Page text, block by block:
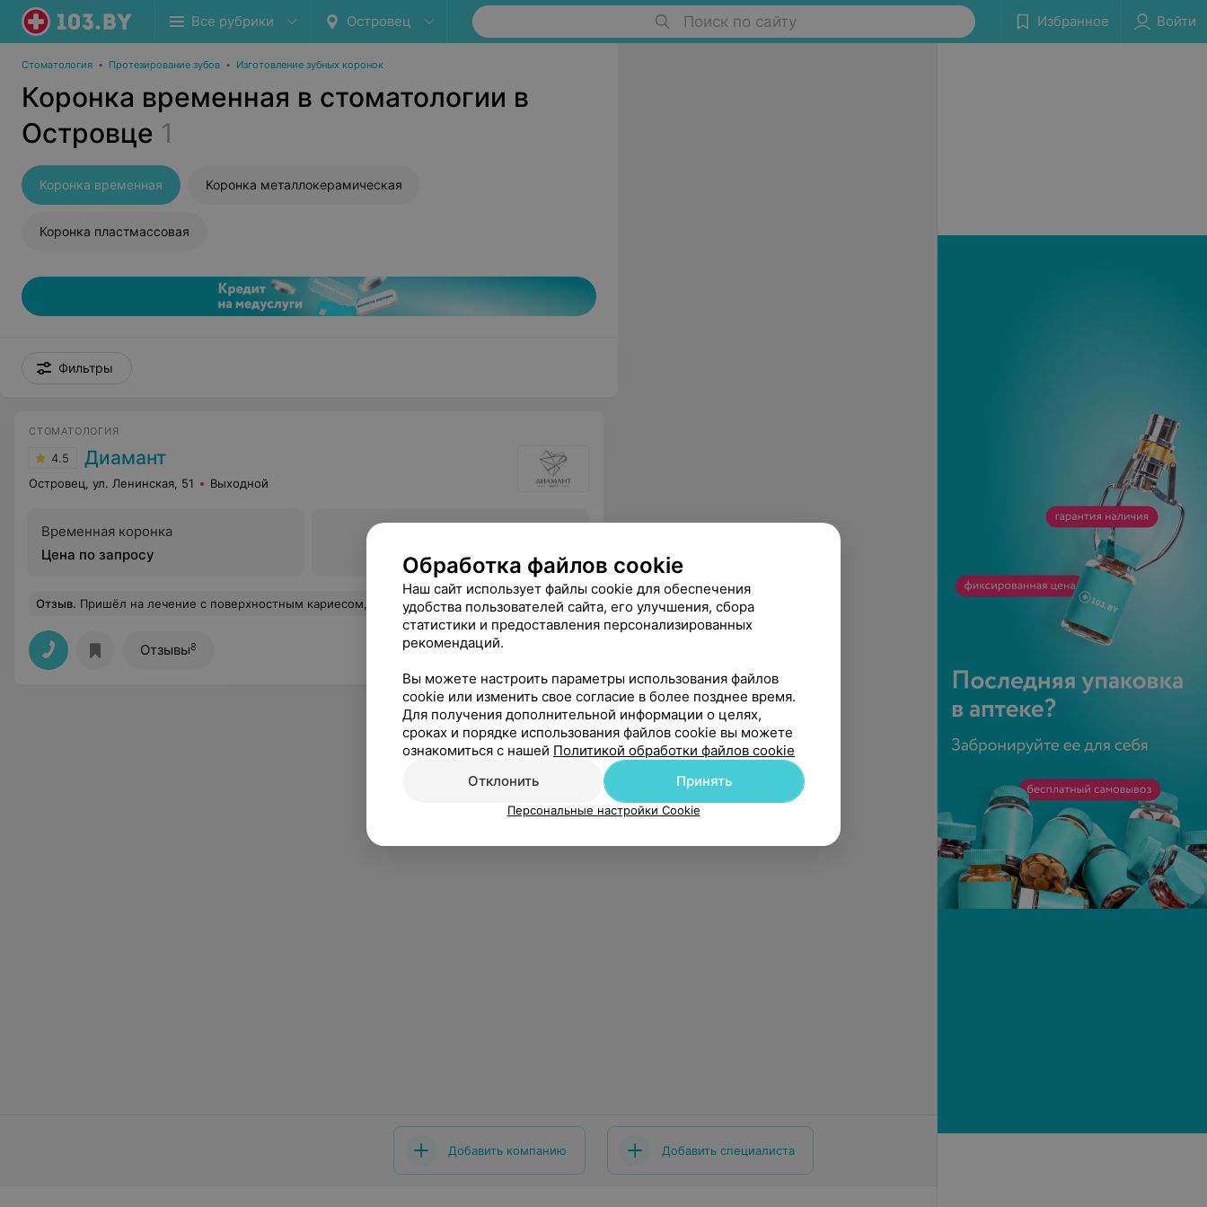
Все рубрики Островец Поиск по сайту Избранное Войти
Стоматология • Протезирование зубов • Изготовление зубных коронок
Коронка временная в стоматологии в
Островце 1
Коронка временная Коронка металлокерамическая
Коронка пластмассовая
Фильтры
СТОМАТОЛОГИЯ
4.5 Диамант
Островец, ул. Ленинская, 51 Выходной
Временная коронка
Цена по запросу
Отзыв. Пришёл на лечение с поверхностным кариесом, без острой боли к врачу Марии Александровне. Перед лечением пришлось уговаривать сделать снимок и обсудить лечение. После установки пломбы пошли осложнения, врач свою ошибку отрицает, администраторы сразу переходят на грубый тон. Лечение в этой клинике как в государственной, только за большие деньги и врачи теже. Лучше съездить в Минск и в дальнейшем сэкономить деньги на своём здоровье. Еще
Отзывы8
Добавить компанию Добавить специалиста
Обработка файлов cookie
Наш сайт использует файлы cookie для обеспечения
удобства пользователей сайта, его улучшения, сбора
статистики и предоставления персонализированных
рекомендаций.
Вы можете настроить параметры использования файлов
cookie или изменить свое согласие в более позднее время.
Для получения дополнительной информации о целях,
сроках и порядке использования файлов cookie вы можете
ознакомиться с нашей Политикой обработки файлов cookie
Отклонить
Принять
Персональные настройки Cookie